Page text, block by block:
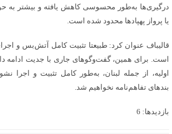
درگیری‌ها به‌طور محسوسی کاهش یافته و بیشتر به
یا پرواز پهپادها محدود شده است.
قالیباف عنوان کرد: طبیعتا تثبیت کامل آتش‌بس و
است. برای همین، گفت‌وگوهای جاری با جدیت ادامه
اولیه، از جمله لبنان، به‌طور کامل تثبیت و اجرا
بندهای تفاهم‌نامه نخواهیم شد.
بازدیدها: 6